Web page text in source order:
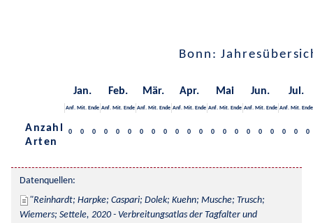
Bonn:
Jan. Feb. Mär. Apr. Mai Jun. Jul.
Anf. Mit. Ende Anf. Mit. Ende Anf. Mit. Ende Anf. Mit. Ende Anf. Mit. Ende Anf. Mit. Ende Anf. Mit. Ende
Anzahl
Arten
0 0 0 0 0 0 0 0 0 0 0 0 0 0 0 0 0 0 0 0 0
Datenquellen:
Reinhardt; Harpke; Caspari; Dolek; Kuehn; Musche; Trusch;
Wiemers; Settele, 2020 - Verbreitungsatlas der Tagfalter und